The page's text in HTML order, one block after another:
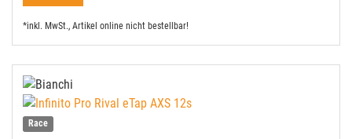
*inkl. MwSt., Artikel online nicht bestellbar!
Race